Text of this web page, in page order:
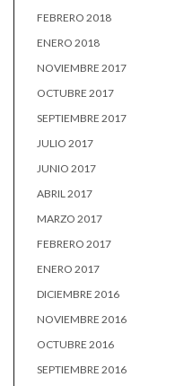
FEBRERO 2018
ENERO 2018
NOVIEMBRE 2017
OCTUBRE 2017
SEPTIEMBRE 2017
JULIO 2017
JUNIO 2017
ABRIL 2017
MARZO 2017
FEBRERO 2017
ENERO 2017
DICIEMBRE 2016
NOVIEMBRE 2016
OCTUBRE 2016
SEPTIEMBRE 2016